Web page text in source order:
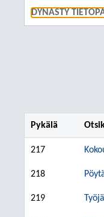
DYNASTY
Pykälä
217
218
219